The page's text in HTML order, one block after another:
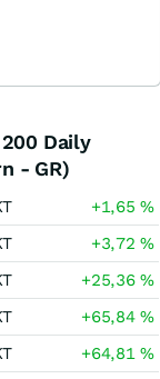
Daily
- GR)
+1,65%
+3,72%
+25,36%
+65,84%
+64,81%